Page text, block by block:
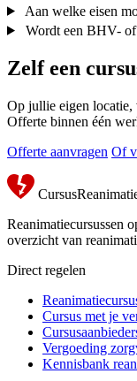
Aan welke eisen
Wordt een BHV-
Zelf een
Op jullie eigen locatie,
Offerte binnen één
Offerte aanvragen Of
Reanimatiecursussen
overzicht van
Direct regelen
Cursus met je
Vergoeding
Kennisbank